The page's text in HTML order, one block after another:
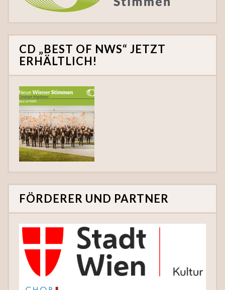
CD „BEST OF NWS“ JETZT
ERHÄLTLICH!
FÖRDERER UND PARTNER